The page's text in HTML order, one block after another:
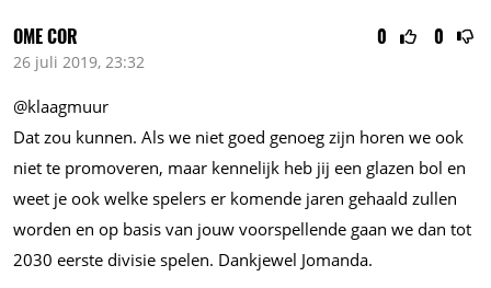
0 0
OME COR
26 juli 2019, 23:32
@klaagmuur
Dat zou kunnen. Als we niet goed genoeg zijn horen we ook
niet te promoveren, maar kennelijk heb jij een glazen bol en
weet je ook welke spelers er komende jaren gehaald zullen
worden en op basis van jouw voorspellende gaan we dan tot
2030 eerste divisie spelen. Dankjewel Jomanda.